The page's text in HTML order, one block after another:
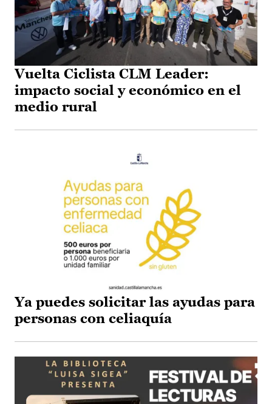
Vuelta Ciclista CLM Leader:
impacto social y económico en el
medio rural
Ya puedes solicitar las ayudas para
personas con celiaquía